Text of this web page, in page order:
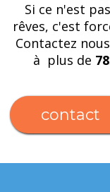
Si ce n'est
rêves, c'est
Contactez
à plus de
contact